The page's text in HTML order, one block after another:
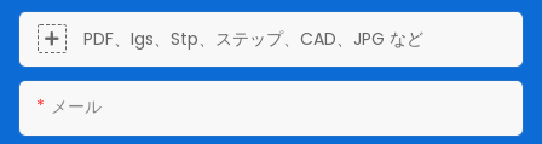
PDF、Igs、Stp、ステップ、CAD、JPG など
メール